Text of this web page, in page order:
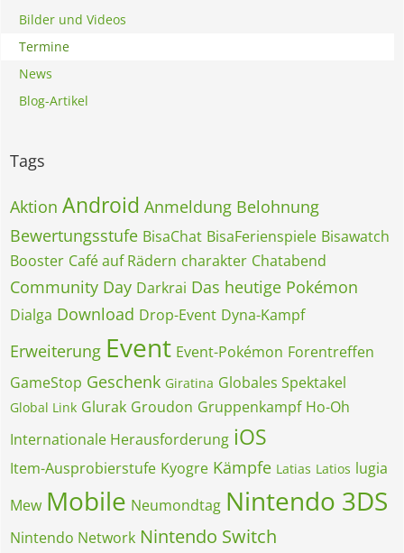
Bilder und Videos
Termine
News
Blog-Artikel
Tags
Aktion Android Anmeldung Belohnung
Bewertungsstufe BisaChat BisaFerienspiele Bisawatch
Booster Café auf Rädern charakter Chatabend
Community Day Darkrai Das heutige Pokémon
Dialga Download Drop-Event Dyna-Kampf
Erweiterung Event Event-Pokémon Forentreffen
GameStop Geschenk Giratina Globales Spektakel
Global Link Glurak Groudon Gruppenkampf Ho-Oh
Internationale Herausforderung iOS
Item-Ausprobierstufe Kyogre Kämpfe Latias Latios lugia
Mew Mobile Neumondtag Nintendo 3DS
Nintendo Network Nintendo Switch